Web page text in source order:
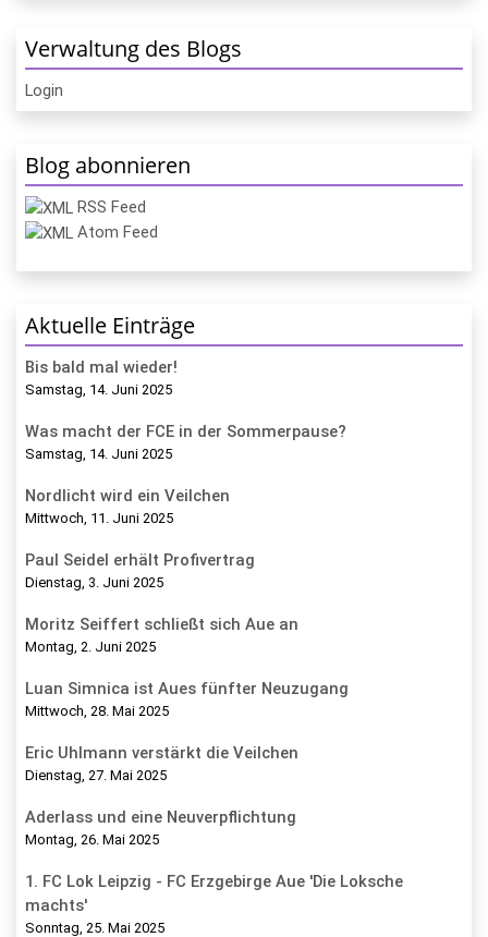
Verwaltung des Blogs
Login
Blog abonnieren
RSS Feed
Atom Feed
Aktuelle Einträge
Bis bald mal wieder!
Samstag, 14. Juni 2025
Was macht der FCE in der Sommerpause?
Samstag, 14. Juni 2025
Nordlicht wird ein Veilchen
Mittwoch, 11. Juni 2025
Paul Seidel erhält Profivertrag
Dienstag, 3. Juni 2025
Moritz Seiffert schließt sich Aue an
Montag, 2. Juni 2025
Luan Simnica ist Aues fünfter Neuzugang
Mittwoch, 28. Mai 2025
Eric Uhlmann verstärkt die Veilchen
Dienstag, 27. Mai 2025
Aderlass und eine Neuverpflichtung
Montag, 26. Mai 2025
1. FC Lok Leipzig - FC Erzgebirge Aue 'Die Loksche
machts'
Sonntag, 25. Mai 2025